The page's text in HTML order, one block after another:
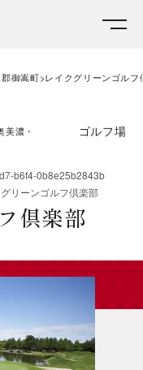
御嵩町 レイクグリーンゴルフ
美濃・
ゴルフ場
b6f4-0b8e25b2843b
リーンゴルフ倶楽部
倶楽部